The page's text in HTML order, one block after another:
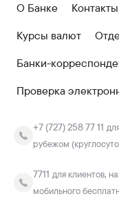
О Банке Контакты
Курсы валют
Банки-
Проверка
+7 (727) 258 77 11
рубежом
7711 для клиентов,
мобильного